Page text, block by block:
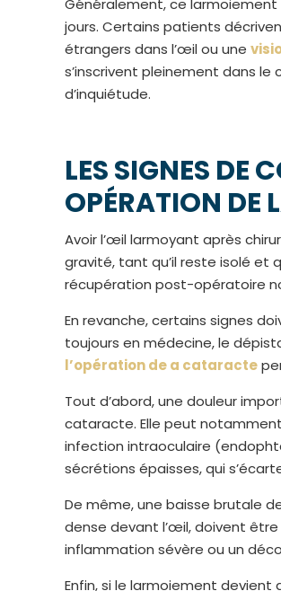
jours. Certains patients
étrangers dans l’œil ou une
s’inscrivent pleinement dans le
d’inquiétude.
LES SIGNES DE
OPÉRATION DE
Avoir l’œil larmoyant après
gravité, tant qu’il reste isolé
récupération post-opératoire
En revanche, certains signes
toujours en médecine, le
l’opération de a cataracte
Tout d’abord, une douleur
cataracte. Elle peut
infection intraoculaire
sécrétions épaisses, qui
De même, une baisse brutale
dense devant l’œil, doivent
inflammation sévère ou un
Enfin, si le larmoiement devient